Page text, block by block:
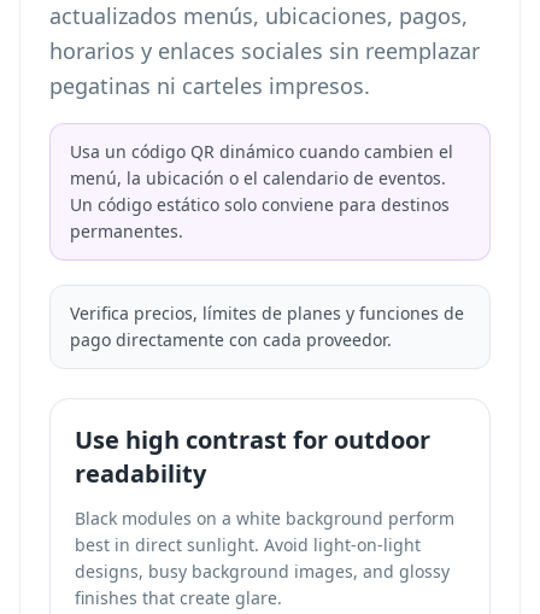
actualizados menús, ubicaciones, pagos,
horarios y enlaces sociales sin reemplazar
pegatinas ni carteles impresos.
Usa un código QR dinámico cuando cambien el
menú, la ubicación o el calendario de eventos.
Un código estático solo conviene para destinos
permanentes.
Verifica precios, límites de planes y funciones de
pago directamente con cada proveedor.
Use high contrast for outdoor
readability
Black modules on a white background perform
best in direct sunlight. Avoid light-on-light
designs, busy background images, and glossy
finishes that create glare.